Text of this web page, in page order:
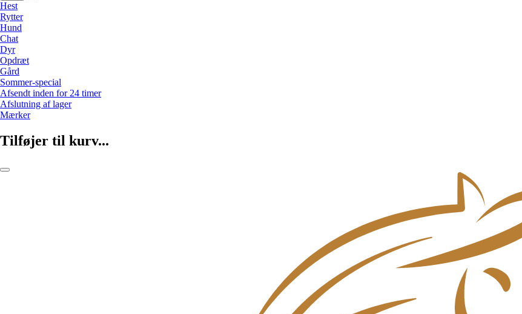
Hest
Rytter
Hund
Chat
Dyr
Opdræt
Gård
Sommer-special
Afsendt inden for 24 timer
Afslutning af lager
Mærker
Tilføjer til kurv...